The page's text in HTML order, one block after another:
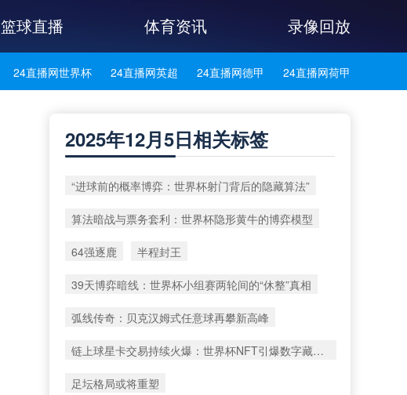
篮球直播 体育资讯 录像回放
24直播网世界杯 24直播网英超 24直播网德甲 24直播网荷甲
24直播网西乙 24直播网英冠 24直播网日职乙
24直播网巴西甲 24直播网荷乙 24直播网葡甲 24直播网德乙
24直播网韩K联 24直播网中乙 24直播网中甲 24直播网阿塞超
2025年12月5日相关标签
“进球前的概率博弈：世界杯射门背后的隐藏算法”
算法暗战与票务套利：世界杯隐形黄牛的博弈模型
64强逐鹿 半程封王
39天博弈暗线：世界杯小组赛两轮间的“休整”真相
弧线传奇：贝克汉姆式任意球再攀新高峰
链上球星卡交易持续火爆：世界杯NFT引爆数字藏品新浪潮
足坛格局或将重塑